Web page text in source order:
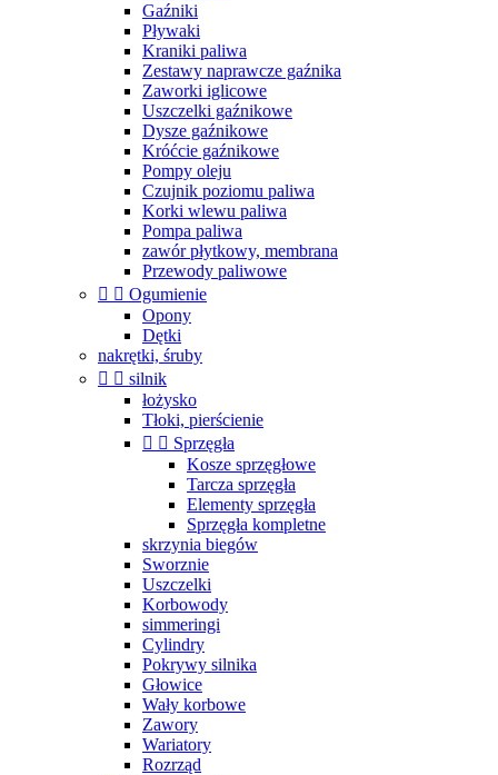
Gaźniki
Pływaki
Kraniki paliwa
Zestawy naprawcze gaźnika
Zaworki iglicowe
Uszczelki gaźnikowe
Dysze gaźnikowe
Króćcie gaźnikowe
Pompy oleju
Czujnik poziomu paliwa
Korki wlewu paliwa
Pompa paliwa
zawór płytkowy, membrana
Przewody paliwowe
  Ogumienie
Opony
Dętki
nakrętki, śruby
  silnik
łożysko
Tłoki, pierścienie
  Sprzęgła
Kosze sprzęgłowe
Tarcza sprzęgła
Elementy sprzęgła
Sprzęgła kompletne
skrzynia biegów
Sworznie
Uszczelki
Korbowody
simmeringi
Cylindry
Pokrywy silnika
Głowice
Wały korbowe
Zawory
Wariatory
Rozrząd